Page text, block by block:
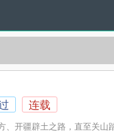
连载
、开疆辟土之路，直至关